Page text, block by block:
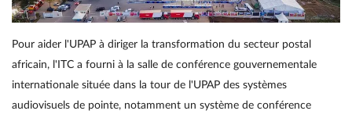
Pour aider l'UPAP à diriger la transformation du secteur postal
africain, l'ITC a fourni à la salle de conférence gouvernementale
internationale située dans la tour de l'UPAP des systèmes
audiovisuels de pointe, notamment un système de conférence